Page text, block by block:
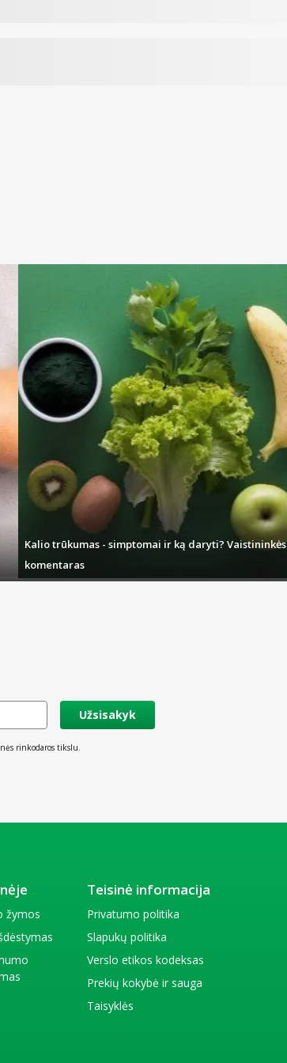
Kalio trūkumas - simptomai ir ką daryti? Vaistininkės
komentaras
Užsisakyk
rinkodaros tikslu.
žymos
Teisinė informacija
Privatumo politika
Slapukų politika
Verslo etikos kodeksas
Prekių kokybė ir sauga
Taisyklės